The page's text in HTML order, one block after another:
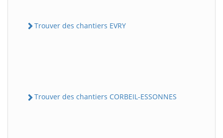
Trouver des chantiers EVRY
Trouver des chantiers CORBEIL-ESSONNES